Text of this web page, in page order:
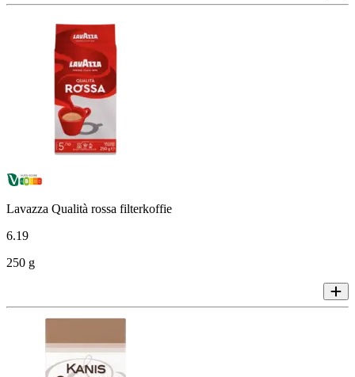
Lavazza Qualità rossa filterkoffie
6.19
250 g